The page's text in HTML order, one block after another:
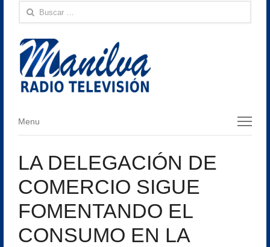
Buscar:
Menu
Menu
LA DELEGACIÓN DE
COMERCIO SIGUE
FOMENTANDO EL
CONSUMO EN LA